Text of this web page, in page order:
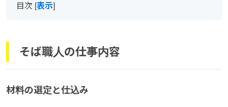
目次 [表示]
そば職人の仕事内容
材料の選定と仕込み